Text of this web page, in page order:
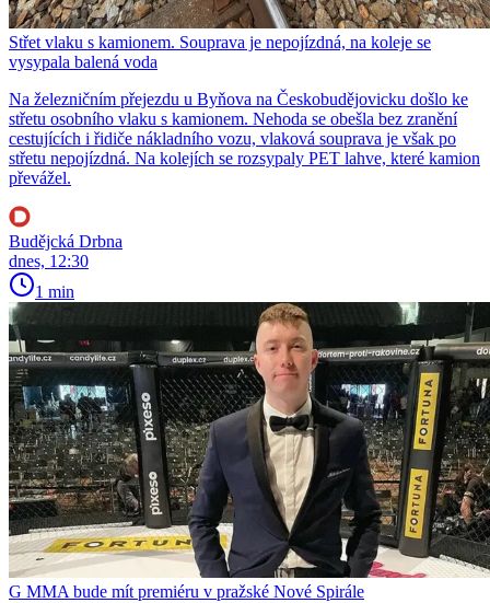
Střet vlaku s kamionem. Souprava je nepojízdná, na koleje se
vysypala balená voda
Na železničním přejezdu u Byňova na Českobudějovicku došlo ke
střetu osobního vlaku s kamionem. Nehoda se obešla bez zranění
cestujících i řidiče nákladního vozu, vlaková souprava je však po
střetu nepojízdná. Na kolejích se rozsypaly PET lahve, které kamion
převážel.
Budějcká Drbna
dnes, 12:30
1 min
G MMA bude mít premiéru v pražské Nové Spirále